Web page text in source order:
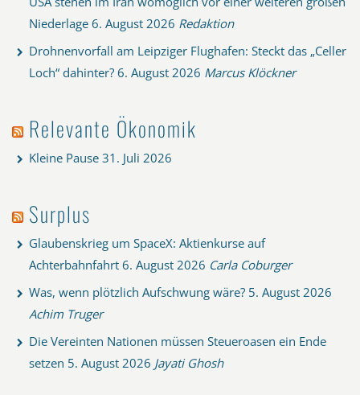
Niederlage 6. August 2026 Redaktion
Drohnenvorfall am Leipziger Flughafen: Steckt das „Celler
Loch“ dahinter? 6. August 2026 Marcus Klöckner
Relevante Ökonomik
Kleine Pause 31. Juli 2026
Surplus
Glaubenskrieg um SpaceX: Aktienkurse auf
Achterbahnfahrt 6. August 2026 Carla Coburger
Was, wenn plötzlich Aufschwung wäre? 5. August 2026
Achim Truger
Die Vereinten Nationen müssen Steueroasen ein Ende
setzen 5. August 2026 Jayati Ghosh